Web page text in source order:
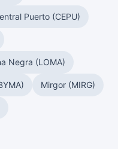
Puerto (CEPU)
Negra (LOMA)
Mirgor (MIRG)